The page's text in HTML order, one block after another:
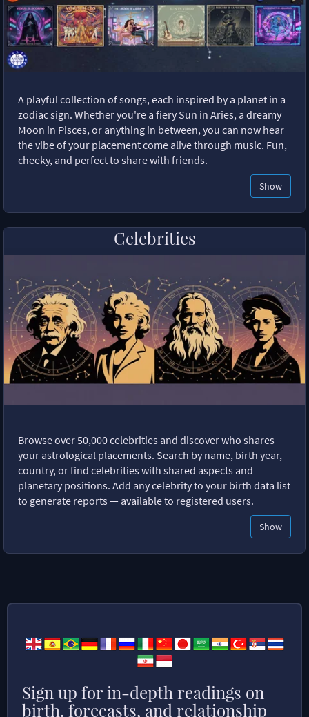
A playful collection of songs, each inspired by a planet in a
zodiac sign. Whether you're a fiery Sun in Aries, a dreamy
Moon in Pisces, or anything in between, you can now hear
the vibe of your placement come alive through music. Fun,
cheeky, and perfect to share with friends.
Show
Celebrities
Browse over 50,000 celebrities and discover who shares
your astrological placements. Search by name, birth year,
country, or find celebrities with shared aspects and
planetary positions. Add any celebrity to your birth data list
to generate reports — available to registered users.
Show
Sign up for in-depth readings on
birth, forecasts, and relationship